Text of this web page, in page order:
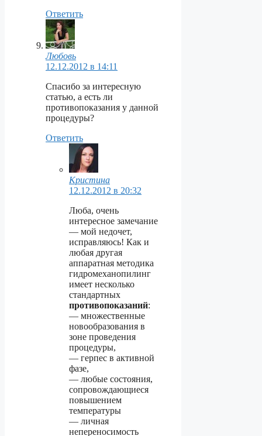
Ответить
Любовь
12.12.2012 в 14:11
Cпасибо за интересную
статью, а есть ли
противопоказания у данной
процедуры?
Ответить
Кристина
12.12.2012 в 20:32
Люба, очень
интересное замечание
— мой недочет,
исправляюсь! Как и
любая другая
аппаратная методика
гидромеханопилинг
имеет несколько
стандартных
противопоказаний:
— множественные
новообразования в
зоне проведения
процедуры,
— герпес в активной
фазе,
— любые состояния,
сопровождающиеся
повышением
температуры
— личная
непереносимость